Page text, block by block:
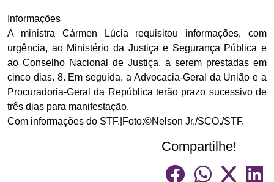
Informações
A ministra Cármen Lúcia requisitou informações, com
urgência, ao Ministério da Justiça e Segurança Pública e
ao Conselho Nacional de Justiça, a serem prestadas em
cinco dias. 8. Em seguida, a Advocacia-Geral da União e a
Procuradoria-Geral da República terão prazo sucessivo de
três dias para manifestação.
Com informações do STF.|Foto:©Nelson Jr./SCO./STF.
Compartilhe!